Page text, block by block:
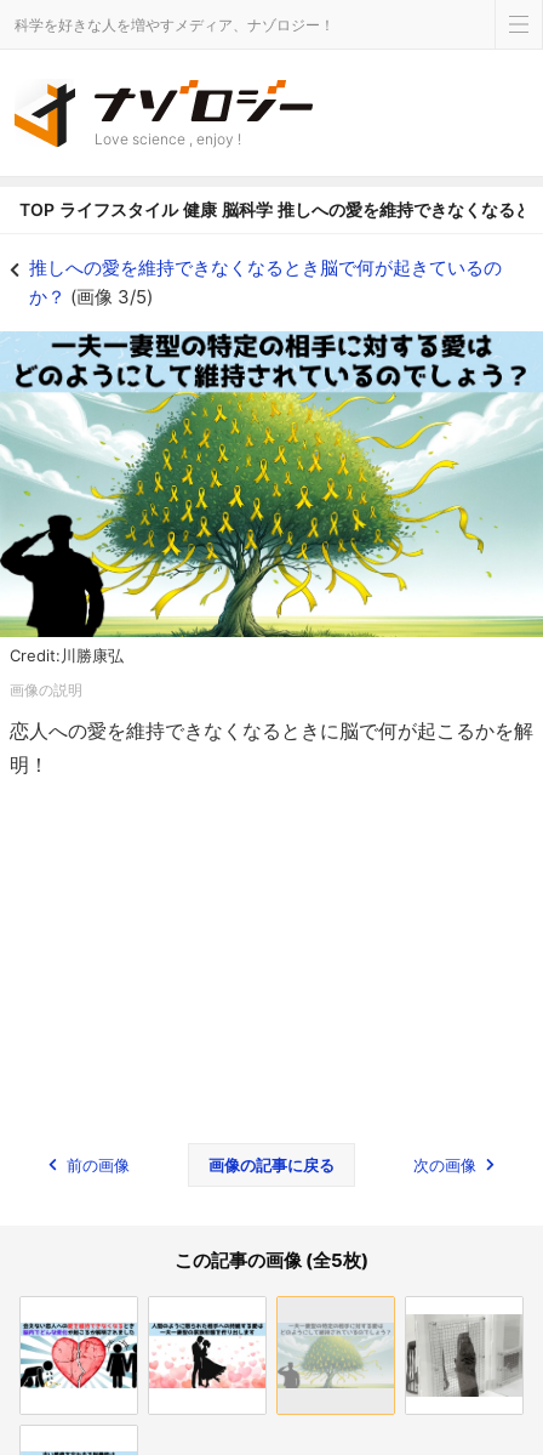
科学を好きな人を増やすメディア、ナゾロジー！
Love science , enjoy !
TOP ライフスタイル 健康 脳科学 推しへの愛を維持できなくなると
推しへの愛を維持できなくなるとき脳で何が起きているの
か？ (画像 3/5)
Credit:川勝康弘
恋人への愛を維持できなくなるときに脳で何が起こるかを解
明！
前の画像 画像の記事に戻る 次の画像
この記事の画像 (全5枚)